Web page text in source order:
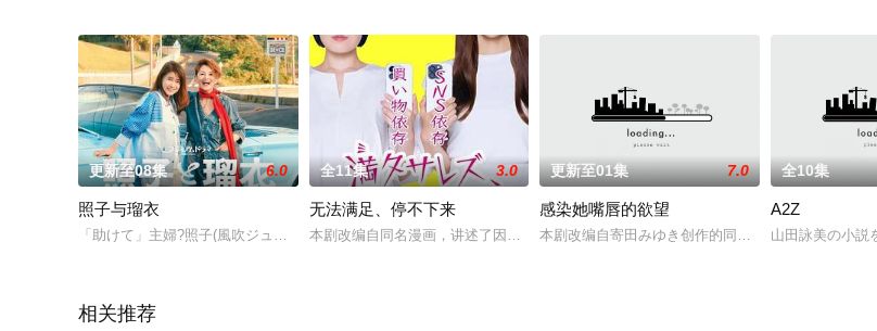
更新至08集 6.0
照子与瑠衣
「助けて」主婦?照子(風吹ジュン)の元に、親友のシャンソン歌手?瑠衣(夏木マリ)から電話があった。「助けて」…その言葉は
全11集 3.0
无法满足、停不下来
本剧改编自同名漫画，讲述了因为某件事而陷入购物依赖症的二胎职场妈妈，还有不断在
更新至01集 7.0
感染她嘴唇的欲望
本剧改编自寄田みゆき创作的同名漫画。伊藤早奈是
全10集
A2Z
山田詠美の小説
相关推荐